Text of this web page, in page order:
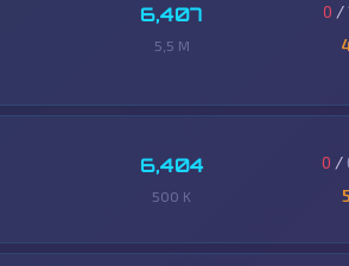
6,407
5,5 M
0 /
6,404
500 K
0 /